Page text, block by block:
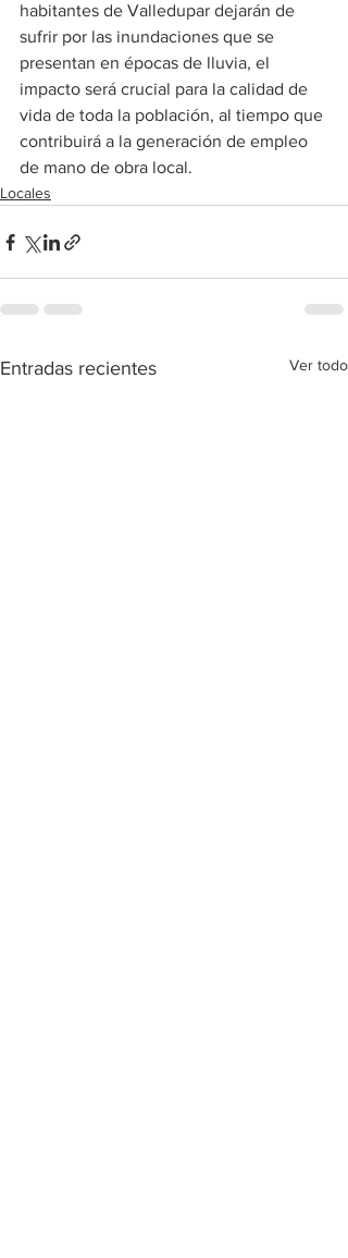
habitantes de Valledupar dejarán de
sufrir por las inundaciones que se
presentan en épocas de lluvia, el
impacto será crucial para la calidad de
vida de toda la población, al tiempo que
contribuirá a la generación de empleo
de mano de obra local.
Locales
Entradas recientes Ver todo